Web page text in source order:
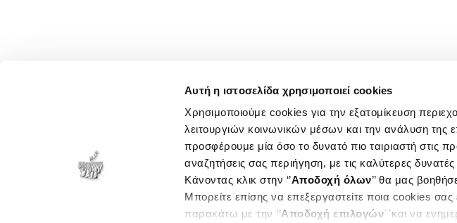
Αυτή η ιστοσελίδα χρησιμοποιεί cookies
Χρησιμοποιούμε cookies για την εξατομίκευση
λειτουργιών κοινωνικών μέσων και την ανάλυση της
προσφέρουμε μία όσο το δυνατό πιο ταιριαστή στις
αναζητήσεις σας περιήγηση, με τις καλύτερες
Κάνοντας κλικ στην ‘’Αποδοχή όλων’’ θα μας
Μπορείτε επίσης να επεξεργαστείτε ποια cookies
παρακάτω με την ‘’Αποδοχή επιλογών΄΄και να